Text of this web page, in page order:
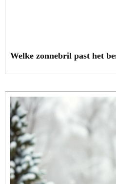
Welke zonnebril past het